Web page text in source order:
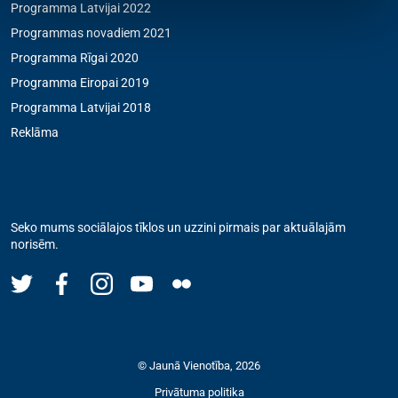
Programma Latvijai 2022
Programmas novadiem 2021
Programma Rīgai 2020
Programma Eiropai 2019
Programma Latvijai 2018
Reklāma
Seko mums sociālajos tīklos un uzzini pirmais par aktuālajām
norisēm.
© Jaunā Vienotība, 2026
Privātuma politika